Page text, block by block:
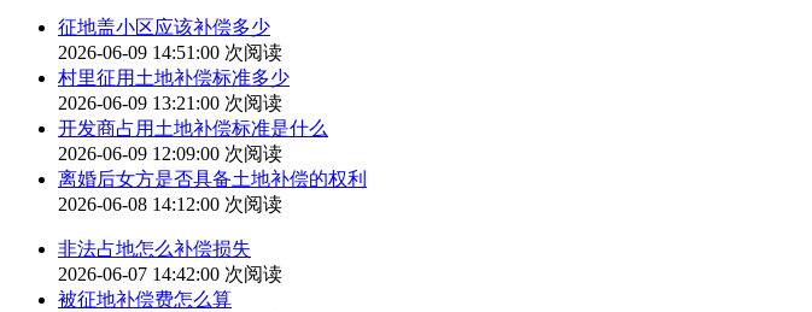
征地盖小区应该补偿多少
2026-06-09 14:51:00 次阅读
村里征用土地补偿标准多少
2026-06-09 13:21:00 次阅读
开发商占用土地补偿标准是什么
2026-06-09 12:09:00 次阅读
离婚后女方是否具备土地补偿的权利
2026-06-08 14:12:00 次阅读
非法占地怎么补偿损失
2026-06-07 14:42:00 次阅读
被征地补偿费怎么算